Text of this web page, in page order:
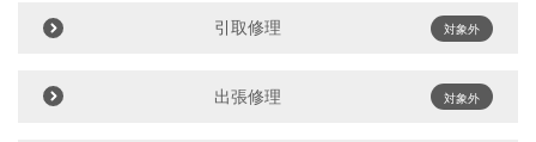
引取修理 対象外
出張修理 対象外